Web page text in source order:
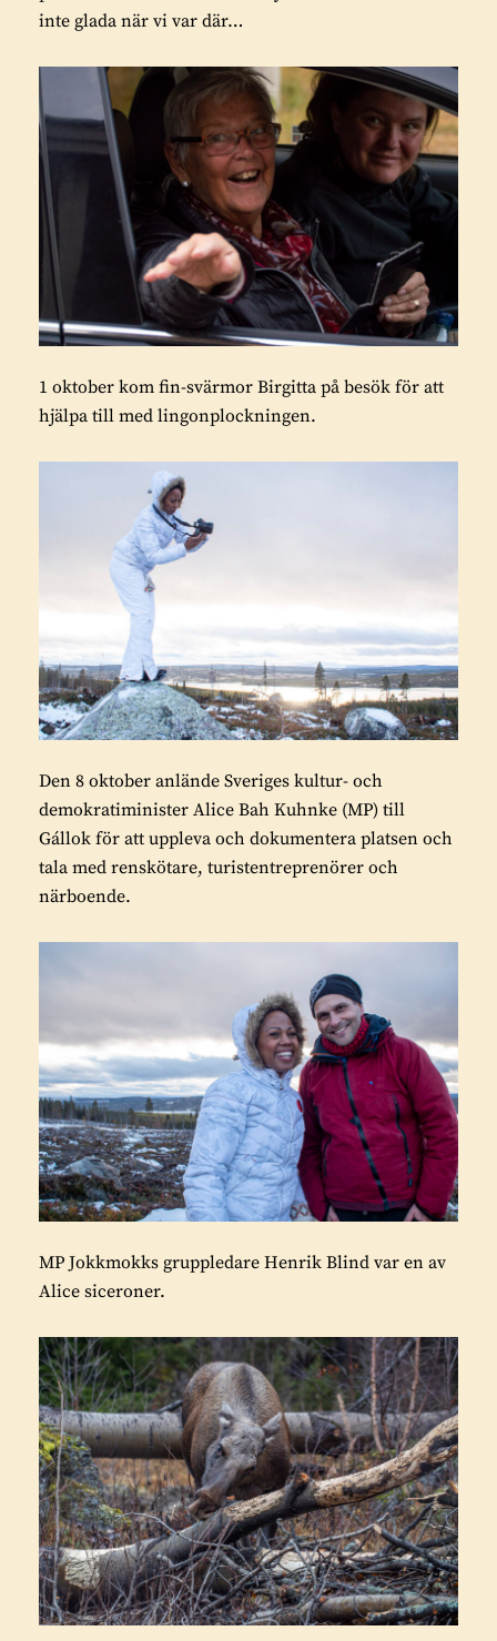
inte glada när vi var där…
1 oktober kom fin-svärmor Birgitta på besök för att
hjälpa till med lingonplockningen.
Den 8 oktober anlände Sveriges kultur- och
demokratiminister Alice Bah Kuhnke (MP) till
Gállok för att uppleva och dokumentera platsen och
tala med renskötare, turistentreprenörer och
närboende.
MP Jokkmokks gruppledare Henrik Blind var en av
Alice siceroner.